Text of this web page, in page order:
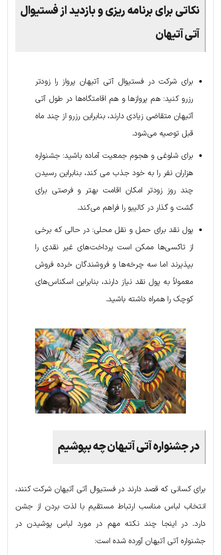
نکاتی برای برنامه ریزی و بازدید از فستیوال
آتی آتیهان
برای شرکت در فستیوال آتی آتیهان پرواز را زودتر
رزرو کنید: هم پروازها و هم اقامتگاه‌ها در طول آتی
آتیهان متقاضی زیادی دارند، بنابراین رزرو از چند ماه
قبل توصیه می‌شود.
برای شلوغی و هجوم جمعیت آماده باشید: جشنواره
هزاران نفر را به خود جذب می کند، بنابراین رسیدن
چند روز زودتر امکان اقامت بهتر و فرصتی برای
گشت و گذار در کالیبو را فراهم می‌کند.
پول نقد برای حمل و نقل محلی: در حالی که برخی
از تاکسی‌ها ممکن است پرداخت‌های غیر نقدی را
بپذیرند اما سه چرخه‌ها و فروشندگان خرده فروش
معمولاً به پول نقد نیاز دارند، بنابراین اسکناس‌های
کوچک را همراه داشته باشید.
در جشنواره آتی آتیهان چه بپوشیم
برای کسانی که قصد دارند در فستیوال آتی آتیهان شرکت کنند،
انتخاب لباس مناسب ارتباط مستقیم با لذت بردن از جشن
دارد. در اینجا چند نکته مهم در مورد لباس پوشیدن در
جشنواره آتی آتیهان آورده شده است: